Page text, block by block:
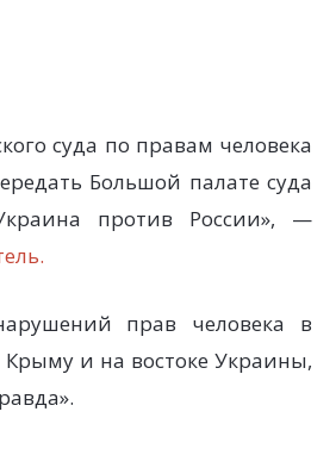
суда по правам человека
Большой палате суда
против России», —
прав человека в
и на востоке Украины,